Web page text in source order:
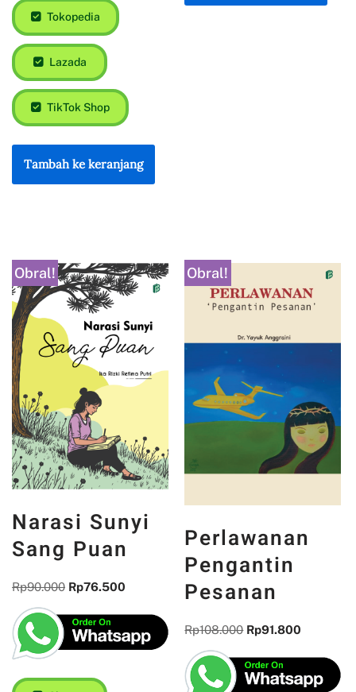
Tokopedia
Lazada
TikTok Shop
Tambah ke keranjang
Obral!
Narasi Sunyi
Sang Puan
Rp90.000 Rp76.500
Obral!
Perlawanan
Pengantin
Pesanan
Rp108.000 Rp91.800